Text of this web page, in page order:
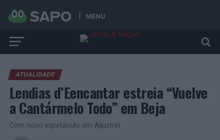
MENU
ATUALIDADE
Lendias d’Eencantar estreia “Vuelve
a Cantármelo Todo” em Beja
Com novo espetáculo em Aljustrel